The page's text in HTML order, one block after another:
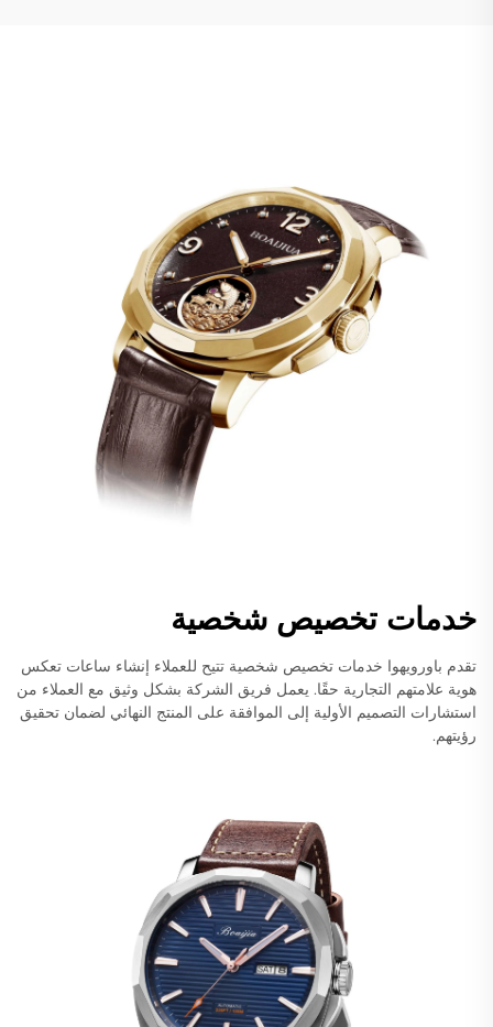
خدمات تخصيص شخصية
تقدم باورويهوا خدمات تخصيص شخصية تتيح للعملاء إنشاء ساعات تعكس
هوية علامتهم التجارية حقًا. يعمل فريق الشركة بشكل وثيق مع العملاء من
استشارات التصميم الأولية إلى الموافقة على المنتج النهائي لضمان تحقيق
رؤيتهم.